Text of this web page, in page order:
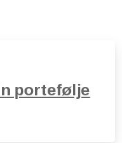
portefølje